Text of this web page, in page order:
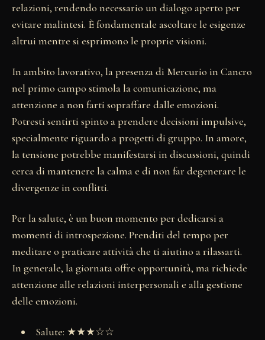
relazioni, rendendo necessario un dialogo aperto per
evitare malintesi. È fondamentale ascoltare le esigenze
altrui mentre si esprimono le proprie visioni.
In ambito lavorativo, la presenza di Mercurio in Cancro
nel primo campo stimola la comunicazione, ma
attenzione a non farti sopraffare dalle emozioni.
Potresti sentirti spinto a prendere decisioni impulsive,
specialmente riguardo a progetti di gruppo. In amore,
la tensione potrebbe manifestarsi in discussioni, quindi
cerca di mantenere la calma e di non far degenerare le
divergenze in conflitti.
Per la salute, è un buon momento per dedicarsi a
momenti di introspezione. Prenditi del tempo per
meditare o praticare attività che ti aiutino a rilassarti.
In generale, la giornata offre opportunità, ma richiede
attenzione alle relazioni interpersonali e alla gestione
delle emozioni.
Salute: ★★★☆☆